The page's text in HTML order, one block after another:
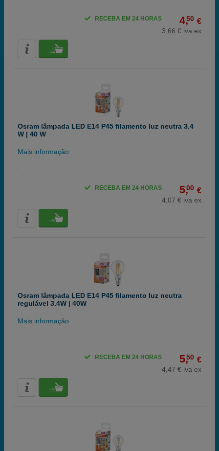
4,50 €
3,66 € iva ex
RECEBA EM 24 HORAS
Osram lâmpada LED E14 P45 filamento luz neutra 3.4
W | 40 W
Mais informação
5,00 €
4,07 € iva ex
RECEBA EM 24 HORAS
Osram lâmpada LED E14 P45 filamento luz neutra
regulável 3.4W | 40W
Mais informação
5,50 €
4,47 € iva ex
RECEBA EM 24 HORAS